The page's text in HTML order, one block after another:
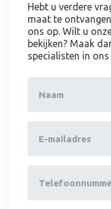
Hebt u verdere
maat te
ons op. Wilt u
bekijken? Maak
specialisten in